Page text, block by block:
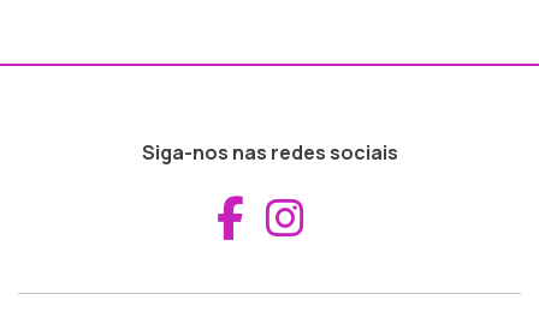
Siga-nos nas redes sociais
Aceder ao